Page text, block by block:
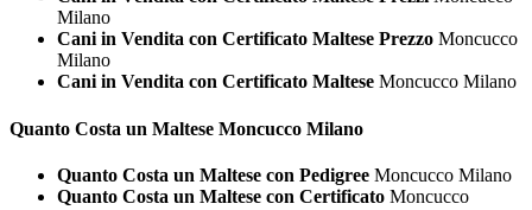
Milano
Cani in Vendita con Certificato Maltese Prezzo Moncucco
Milano
Cani in Vendita con Certificato Maltese Moncucco Milano
Quanto Costa un Maltese Moncucco Milano
Quanto Costa un Maltese con Pedigree Moncucco Milano
Quanto Costa un Maltese con Certificato Moncucco